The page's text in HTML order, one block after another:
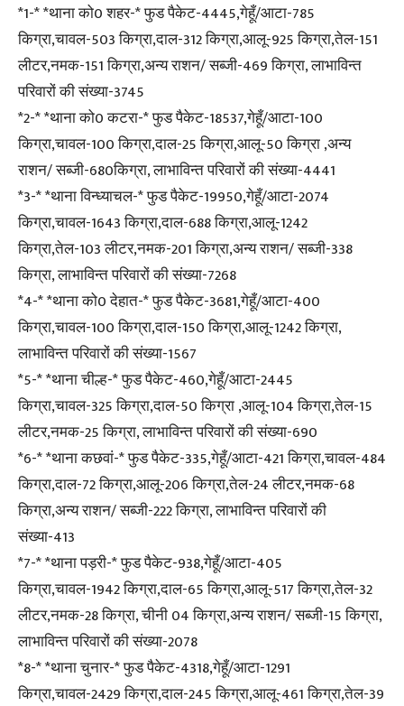
*1-* *थाना को0 शहर-* फुड पैकेट-4445,गेहूँ/आटा-785
किग्रा,चावल-503 किग्रा,दाल-312 किग्रा,आलू-925 किग्रा,तेल-151
लीटर,नमक-151 किग्रा,अन्य राशन/ सब्जी-469 किग्रा, लाभाविन्त
परिवारों की संख्या-3745
*2-* *थाना को0 कटरा-* फुड पैकेट-18537,गेहूँ/आटा-100
किग्रा,चावल-100 किग्रा,दाल-25 किग्रा,आलू-50 किग्रा ,अन्य
राशन/ सब्जी-680किग्रा, लाभाविन्त परिवारों की संख्या-4441
*3-* *थाना विन्ध्याचल-* फुड पैकेट-19950,गेहूँ/आटा-2074
किग्रा,चावल-1643 किग्रा,दाल-688 किग्रा,आलू-1242
किग्रा,तेल-103 लीटर,नमक-201 किग्रा,अन्य राशन/ सब्जी-338
किग्रा, लाभाविन्त परिवारों की संख्या-7268
*4-* *थाना को0 देहात-* फुड पैकेट-3681,गेहूँ/आटा-400
किग्रा,चावल-100 किग्रा,दाल-150 किग्रा,आलू-1242 किग्रा,
लाभाविन्त परिवारों की संख्या-1567
*5-* *थाना चील्ह-* फुड पैकेट-460,गेहूँ/आटा-2445
किग्रा,चावल-325 किग्रा,दाल-50 किग्रा ,आलू-104 किग्रा,तेल-15
लीटर,नमक-25 किग्रा, लाभाविन्त परिवारों की संख्या-690
*6-* *थाना कछवां-* फुड पैकेट-335,गेहूँ/आटा-421 किग्रा,चावल-484
किग्रा,दाल-72 किग्रा,आलू-206 किग्रा,तेल-24 लीटर,नमक-68
किग्रा,अन्य राशन/ सब्जी-222 किग्रा, लाभाविन्त परिवारों की
संख्या-413
*7-* *थाना पड़री-* फुड पैकेट-938,गेहूँ/आटा-405
किग्रा,चावल-1942 किग्रा,दाल-65 किग्रा,आलू-517 किग्रा,तेल-32
लीटर,नमक-28 किग्रा, चीनी 04 किग्रा,अन्य राशन/ सब्जी-15 किग्रा,
लाभाविन्त परिवारों की संख्या-2078
*8-* *थाना चुनार-* फुड पैकेट-4318,गेहूँ/आटा-1291
किग्रा,चावल-2429 किग्रा,दाल-245 किग्रा,आलू-461 किग्रा,तेल-39